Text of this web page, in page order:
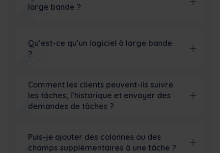
large bande ?
Qu’est-ce qu’un logiciel à large bande
?
Comment les clients peuvent-ils suivre
les tâches, l’historique et envoyer des
demandes de tâches ?
Puis-je ajouter des colonnes ou des
champs supplémentaires à une tâche ?